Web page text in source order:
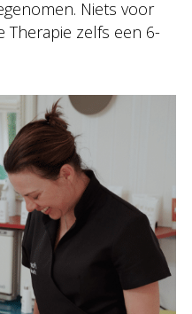
Niets voor
Therapie zelfs een 6-